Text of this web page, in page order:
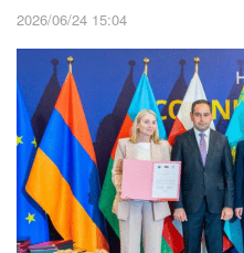
2026/06/24 15:04